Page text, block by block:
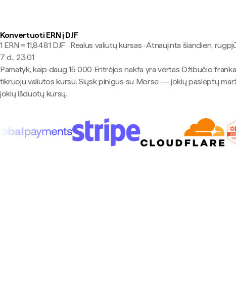
Konvertuoti ERN į DJF
1 ERN ≈ 11,8481 DJF · Realus valiutų kursas ·Atnaujinta šiandien,
7 d., 23:01
Pamatyk, kaip daug 15 000 Eritrėjos nakfa yra vertas Džibučio
tikruoju valiutos kursu. Siųsk pinigus su Morse — jokių paslėptų
jokių išduotų kursų.